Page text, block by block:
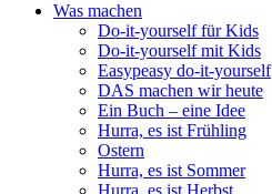
Was machen
Do-it-yourself für Kids
Do-it-yourself mit Kids
Easypeasy do-it-yourself
DAS machen wir heute
Ein Buch – eine Idee
Hurra, es ist Frühling
Ostern
Hurra, es ist Sommer
Hurra, es ist Herbst